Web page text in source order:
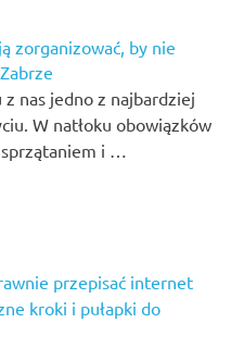
zorganizować, by nie
nas jedno z najbardziej
W natłoku obowiązków
sprzątaniem i …
przepisać internet
kroki i pułapki do